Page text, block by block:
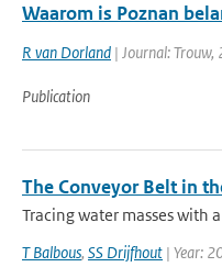
Waarom is Poznan
R van Dorland | Journal:
Publication
The Conveyor Belt in
Tracing water masses with
T Balbous, SS Drijfhout | Year: